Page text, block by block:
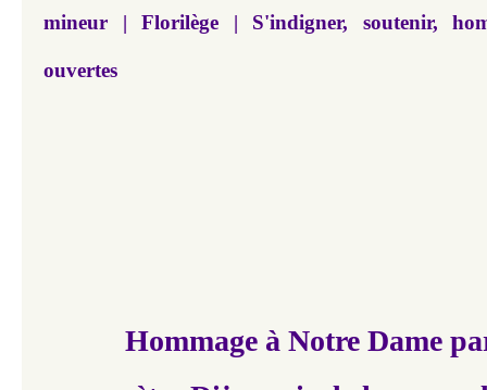
mineur | Florilège | S'indigner, soutenir,
ouvertes
Hommage à Notre Dame